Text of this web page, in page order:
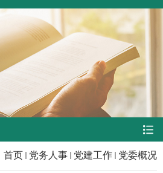
首页 党务人事 党建工作 党委概况